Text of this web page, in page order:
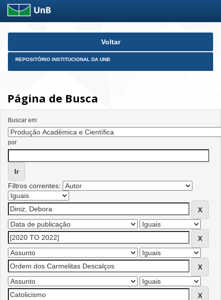
Skip
Voltar
REPOSITÓRIO INSTITUCIONAL DA UNB
Página de Busca
Buscar em:
por
Filtros correntes: